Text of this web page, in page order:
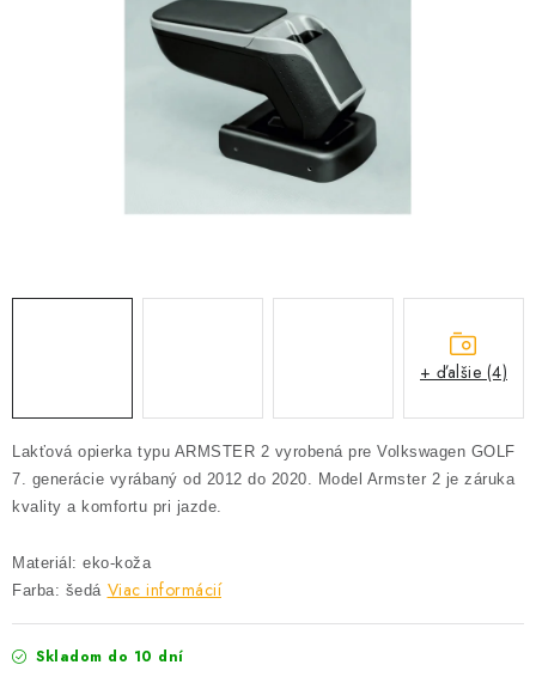
GARÁŽOVÝ BAZÁR
Licenčné zmluvy k fotografiám
Darček k objednávke
Nákup na splátky Quatro - Profigaráž.sk
Lakťová opierka typu ARMSTER 2 vyrobená pre Volkswagen GOLF
7. generácie vyrábaný od 2012 do 2020. Model Armster 2 je záruka
kvality a komfortu pri jazde.
Materiál: eko-koža
Farba: šedá Viac informácií
Skladom do 10 dní
+ ďalšie (4)